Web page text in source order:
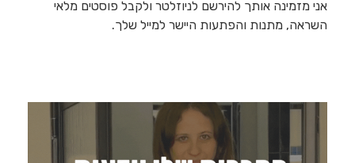
אני מזמינה אותך להירשם לניוזלטר ולקבל פוסטים מלאי
השראה, מתנות והפתעות היישר למייל שלך.